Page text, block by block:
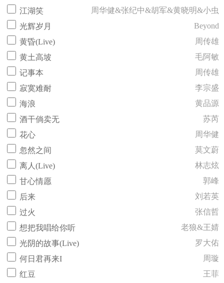
江湖笑
周华健&张纪中&胡军&黄晓明&小虫
光辉岁月
Beyond
黄昏(Live)
周传雄
黄土高坡
毛阿敏
记事本
周传雄
寂寞难耐
李宗盛
海浪
黄品源
酒干倘卖无
苏芮
花心
周华健
忽然之间
莫文蔚
离人(Live)
林志炫
甘心情愿
郭峰
后来
刘若英
过火
张信哲
想把我唱给你听
老狼&王婧
光阴的故事(Live)
罗大佑
何日君再来I
周璇
红豆
王菲